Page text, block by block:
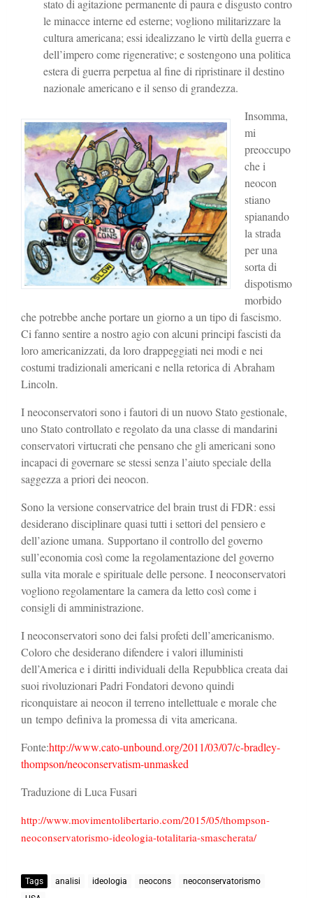
stato di agitazione permanente di paura e disgusto contro
le minacce interne ed esterne; vogliono militarizzare la
cultura americana; essi idealizzano le virtù della guerra e
dell’impero come rigenerative; e sostengono una politica
estera di guerra perpetua al fine di ripristinare il destino
nazionale americano e il senso di grandezza.
Insomma,
mi
preoccupo
che i
neocon
stiano
spianando
la strada
per una
sorta di
dispotismo
morbido
che potrebbe anche portare un giorno a un tipo di fascismo.
Ci fanno sentire a nostro agio con alcuni principi fascisti da
loro americanizzati, da loro drappeggiati nei modi e nei
costumi tradizionali americani e nella retorica di Abraham
Lincoln.
I neoconservatori sono i fautori di un nuovo Stato gestionale,
uno Stato controllato e regolato da una classe di mandarini
conservatori virtucrati che pensano che gli americani sono
incapaci di governare se stessi senza l’aiuto speciale della
saggezza a priori dei neocon.
Sono la versione conservatrice del brain trust di FDR: essi
desiderano disciplinare quasi tutti i settori del pensiero e
dell’azione umana. Supportano il controllo del governo
sull’economia così come la regolamentazione del governo
sulla vita morale e spirituale delle persone. I neoconservatori
vogliono regolamentare la camera da letto così come i
consigli di amministrazione.
I neoconservatori sono dei falsi profeti dell’americanismo.
Coloro che desiderano difendere i valori illuministi
dell’America e i diritti individuali della Repubblica creata dai
suoi rivoluzionari Padri Fondatori devono quindi
riconquistare ai neocon il terreno intellettuale e morale che
un tempo definiva la promessa di vita americana.
Fonte:http://www.cato-unbound.org/2011/03/07/c-bradley-
thompson/neoconservatism-unmasked
Traduzione di Luca Fusari
http://www.movimentolibertario.com/2015/05/thompson-
neoconservatorismo-ideologia-totalitaria-smascherata/
Tags analisi ideologia neocons
neoconservatorismo